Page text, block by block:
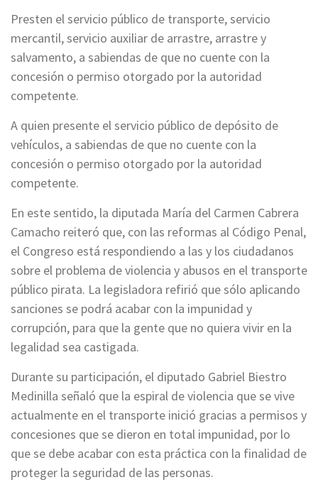
Presten el servicio público de transporte, servicio
mercantil, servicio auxiliar de arrastre, arrastre y
salvamento, a sabiendas de que no cuente con la
concesión o permiso otorgado por la autoridad
competente.
A quien presente el servicio público de depósito de
vehículos, a sabiendas de que no cuente con la
concesión o permiso otorgado por la autoridad
competente.
En este sentido, la diputada María del Carmen Cabrera
Camacho reiteró que, con las reformas al Código Penal,
el Congreso está respondiendo a las y los ciudadanos
sobre el problema de violencia y abusos en el transporte
público pirata. La legisladora refirió que sólo aplicando
sanciones se podrá acabar con la impunidad y
corrupción, para que la gente que no quiera vivir en la
legalidad sea castigada.
Durante su participación, el diputado Gabriel Biestro
Medinilla señaló que la espiral de violencia que se vive
actualmente en el transporte inició gracias a permisos y
concesiones que se dieron en total impunidad, por lo
que se debe acabar con esta práctica con la finalidad de
proteger la seguridad de las personas.